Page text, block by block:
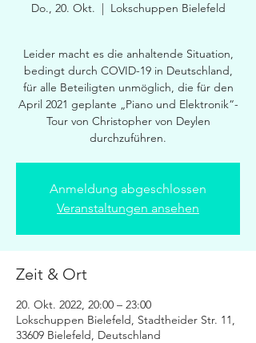
Do., 20. Okt.
  |
Lokschuppen Bielefeld
Leider macht es die anhaltende Situation,
bedingt durch COVID-19 in Deutschland,
für alle Beteiligten unmöglich, die für den
April 2021 geplante „Piano und Elektronik“-
Tour von Christopher von Deylen
durchzuführen.
Anmeldung abgeschlossen
Veranstaltungen ansehen
Zeit & Ort
20. Okt. 2022, 20:00 – 23:00
Lokschuppen Bielefeld, Stadtheider Str. 11,
33609 Bielefeld, Deutschland